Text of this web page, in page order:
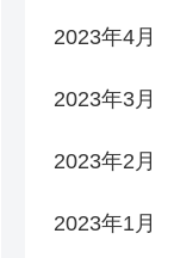
2023年4月
2023年3月
2023年2月
2023年1月